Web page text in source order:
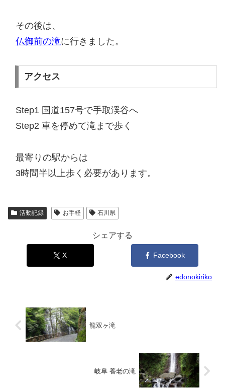
その後は、
仏御前の滝に行きました。
アクセス
Step1 国道157号で手取渓谷へ
Step2 車を停めて滝まで歩く
最寄りの駅からは
3時間半以上歩く必要があります。
活動記録 お手軽 石川県
シェアする
X Facebook
edonokiriko
龍双ヶ滝
岐阜 養老の滝